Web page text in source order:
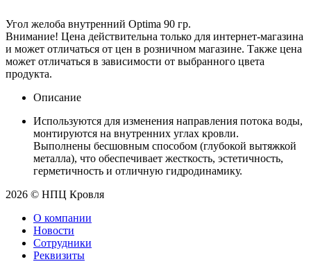
Угол желоба внутренний Optima 90 гр.
Внимание! Цена действительна только для интернет-магазина
и может отличаться от цен в розничном магазине. Также цена
может отличаться в зависимости от выбранного цвета
продукта.
Описание
Используются для изменения направления потока воды,
монтируются на внутренних углах кровли.
Выполнены бесшовным способом (глубокой вытяжкой
металла), что обеспечивает жесткость, эстетичность,
герметичность и отличную гидродинамику.
2026 © НПЦ Кровля
О компании
Новости
Сотрудники
Реквизиты